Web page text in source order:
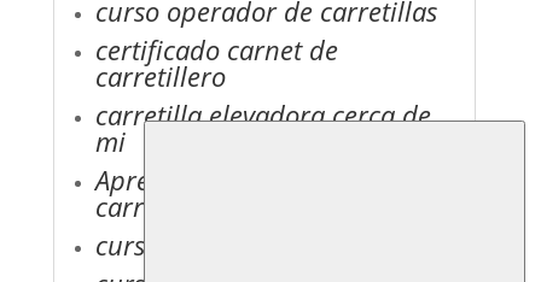
curso operador de carretillas
certificado carnet de
carretillero
carretilla elevadora cerca de
mi
Aprender a operar una
carretilla elevadora
curso de carretillero